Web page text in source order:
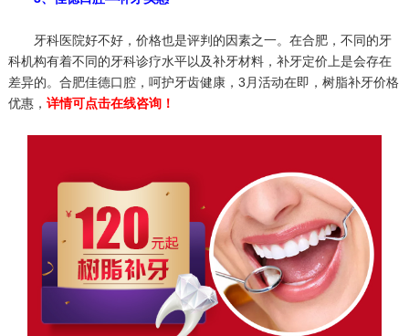
牙科医院好不好，价格也是评判的因素之一。在合肥，不同的牙
科机构有着不同的牙科诊疗水平以及补牙材料，补牙定价上是会存在
差异的。合肥佳德口腔，呵护牙齿健康，3月活动在即，树脂补牙价格
优惠， 详情可点击在线咨询！